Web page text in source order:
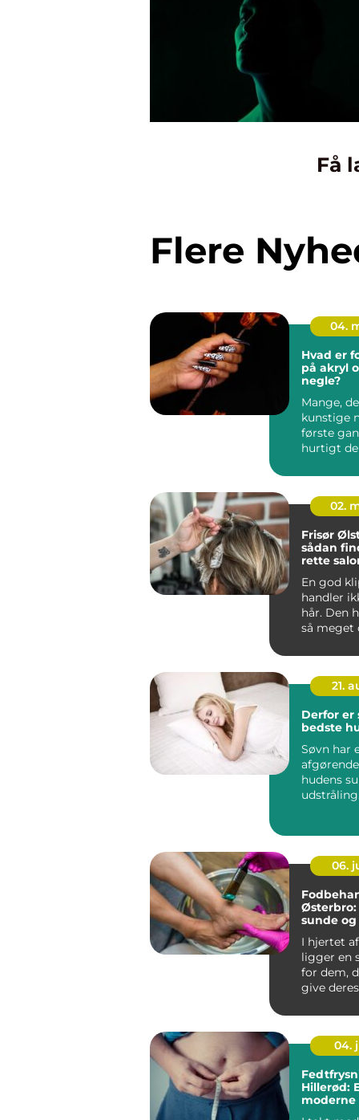
Få
Flere
04.
Hvad er
på akryl
negle?
Mange,
kunstige
første
hurtigt
02.
Frisør
sådan
rette
En god
handler
hår. Den
så meget
21.
Derfor er
bedste
Søvn har
hudens
06.
Østerbro:
sunde
I hjertet
ligger en
for dem,
give
04.
Hillerød:
moderne